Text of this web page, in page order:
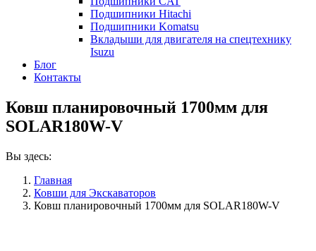
Подшипники Hitachi
Подшипники Komatsu
Вкладыши для двигателя на спецтехнику
Isuzu
Блог
Контакты
Ковш планировочный 1700мм для
SOLAR180W-V
Вы здесь:
Главная
Ковши для Экскаваторов
Ковш планировочный 1700мм для SOLAR180W-V